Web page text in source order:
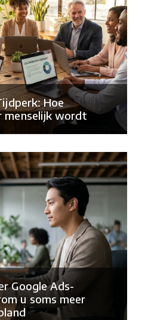
Hoe
menselijk wordt
Google Ads-
u soms meer